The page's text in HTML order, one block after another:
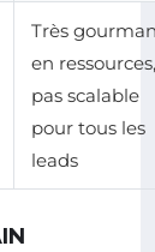
Très
en ressources,
pas scalable
pour tous les
leads